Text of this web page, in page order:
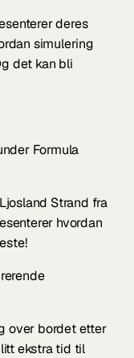
deres
simulering
det kan bli
Formula
Strand fra
hvordan
over bordet etter
ekstra tid til